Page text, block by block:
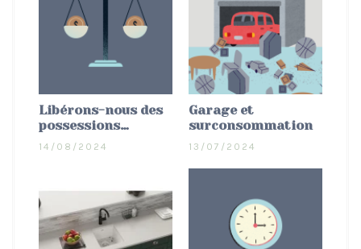
Libérons-nous des
possessions…
14/08/2024
Garage et
surconsommation
13/07/2024